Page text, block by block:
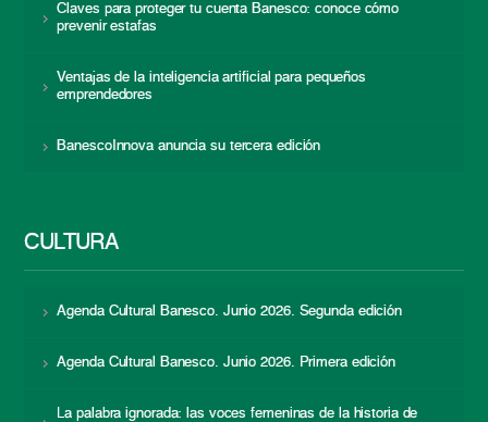
Claves para proteger tu cuenta Banesco: conoce cómo
prevenir estafas
Ventajas de la inteligencia artificial para pequeños
emprendedores
BanescoInnova anuncia su tercera edición
CULTURA
Agenda Cultural Banesco. Junio 2026. Segunda edición
Agenda Cultural Banesco. Junio 2026. Primera edición
La palabra ignorada: las voces femeninas de la historia de